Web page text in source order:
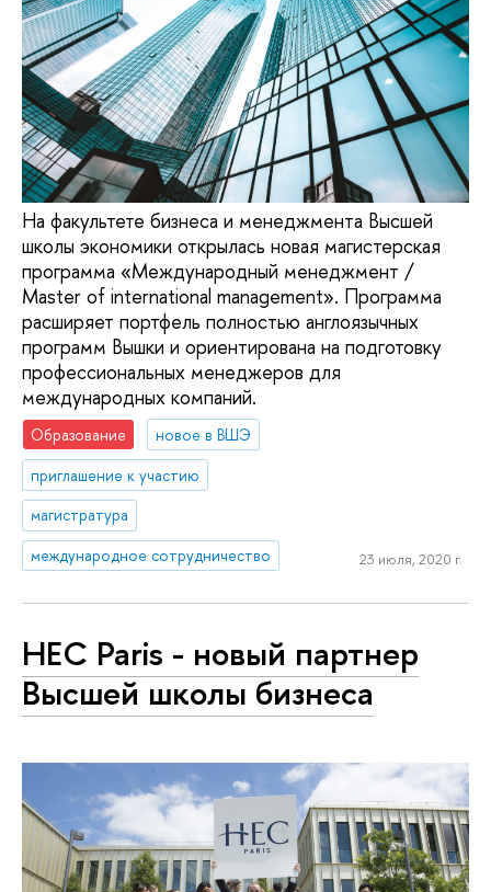
На факультете бизнеса и менеджмента Высшей
школы экономики открылась новая магистерская
программа «Международный менеджмент /
Master of international management». Программа
расширяет портфель полностью англоязычных
программ Вышки и ориентирована на подготовку
профессиональных менеджеров для
международных компаний.
Образование
новое в ВШЭ
приглашение к участию
магистратура
международное сотрудничество
23 июля, 2020 г.
HEC Paris - новый партнер
Высшей школы бизнеса